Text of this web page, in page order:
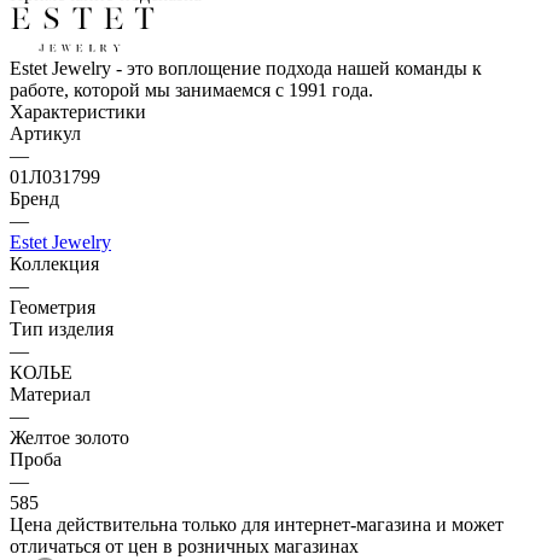
Estet Jewelry - это воплощение подхода нашей команды к
работе, которой мы занимаемся с 1991 года.
Характеристики
Артикул
—
01Л031799
Бренд
—
Estet Jewelry
Коллекция
—
Геометрия
Тип изделия
—
КОЛЬЕ
Материал
—
Желтое золото
Проба
—
585
Цена действительна только для интернет-магазина и может
отличаться от цен в розничных магазинах